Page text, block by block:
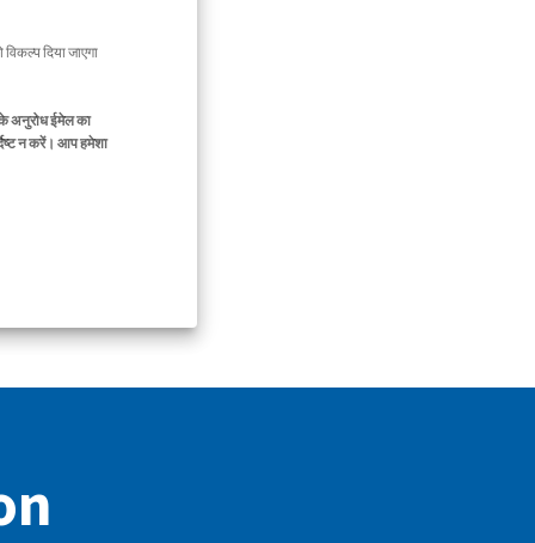
दिया जाएगा
अनुरोध ईमेल का
न करें। आप हमेशा